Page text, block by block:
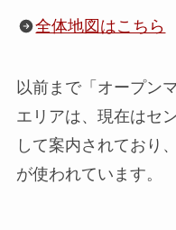
全体地図はこちら
以前まで「オープン
エリアは、現在はセ
して案内されており
が使われています。